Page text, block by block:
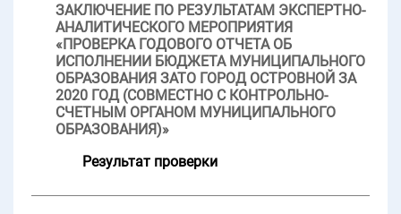
ЗАКЛЮЧЕНИЕ ПО РЕЗУЛЬТАТАМ ЭКСПЕРТНО-
АНАЛИТИЧЕСКОГО МЕРОПРИЯТИЯ
«ПРОВЕРКА ГОДОВОГО ОТЧЕТА ОБ
ИСПОЛНЕНИИ БЮДЖЕТА МУНИЦИПАЛЬНОГО
ОБРАЗОВАНИЯ ЗАТО ГОРОД ОСТРОВНОЙ ЗА
2020 ГОД (СОВМЕСТНО С КОНТРОЛЬНО-
СЧЕТНЫМ ОРГАНОМ МУНИЦИПАЛЬНОГО
ОБРАЗОВАНИЯ)»
Результат проверки